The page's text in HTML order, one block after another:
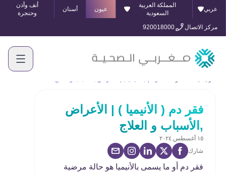
عربي
المملكة العربية
السعودية
عيون أسنان
أنف وأذن
وحنجرة
مركز الاتصال
920018000
فقر دم ( الأنيميا ) | الأعراض
,الأسباب و العلاج
١٥ أغسطس ٢٠٢٤
شارك
فقر دم أو ما يسمى بالأنيميا هو حالة مرضية